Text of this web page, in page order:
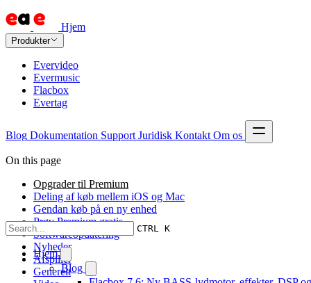
Hjem
Produkter
Evervideo
Evermusic
Flacbox
Evertag
Blog Dokumentation Support Juridisk Kontakt Om os
CTRL K
Hjem
Blog
On this page
Opgrader til Premium
Deling af køb mellem iOS og Mac
Gendan køb på en ny enhed
Prøv Premium gratis
Softwareopdatering
Nyheder
Afspiller
Generelt